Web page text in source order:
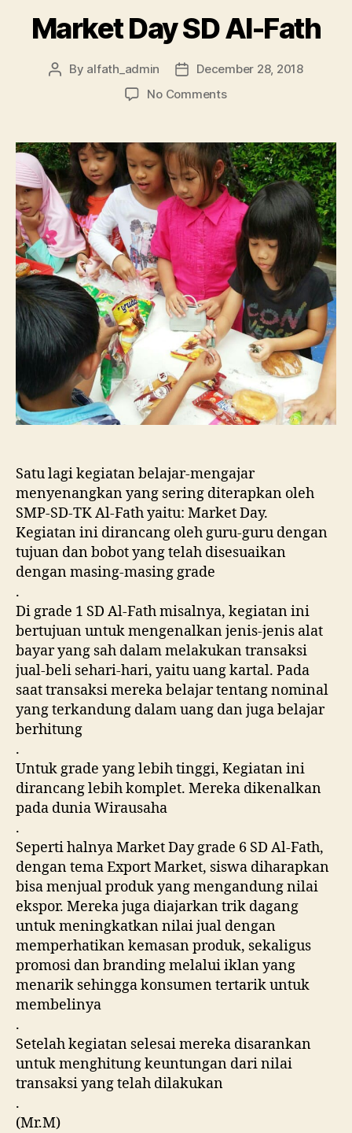
Market Day SD Al-Fath
By alfath_admin
December 28, 2018
No Comments
Satu lagi kegiatan belajar-mengajar
menyenangkan yang sering diterapkan oleh
SMP-SD-TK Al-Fath yaitu: Market Day.
Kegiatan ini dirancang oleh guru-guru dengan
tujuan dan bobot yang telah disesuaikan
dengan masing-masing grade
.
Di grade 1 SD Al-Fath misalnya, kegiatan ini
bertujuan untuk mengenalkan jenis-jenis alat
bayar yang sah dalam melakukan transaksi
jual-beli sehari-hari, yaitu uang kartal. Pada
saat transaksi mereka belajar tentang nominal
yang terkandung dalam uang dan juga belajar
berhitung
.
Untuk grade yang lebih tinggi, Kegiatan ini
dirancang lebih komplet. Mereka dikenalkan
pada dunia Wirausaha
.
Seperti halnya Market Day grade 6 SD Al-Fath,
dengan tema Export Market, siswa diharapkan
bisa menjual produk yang mengandung nilai
ekspor. Mereka juga diajarkan trik dagang
untuk meningkatkan nilai jual dengan
memperhatikan kemasan produk, sekaligus
promosi dan branding melalui iklan yang
menarik sehingga konsumen tertarik untuk
membelinya
.
Setelah kegiatan selesai mereka disarankan
untuk menghitung keuntungan dari nilai
transaksi yang telah dilakukan
.
(Mr.M)